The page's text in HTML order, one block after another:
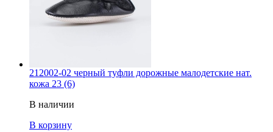
212002-02 черный туфли дорожные малодетские нат.
кожа 23 (6)
В наличии
В корзину